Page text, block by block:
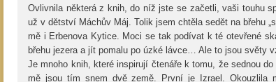
Ovlivnila některá z knih, do níž jste se začetli, vaši touhu
už v dětství Máchův Máj. Tolik jsem chtěla sedět na břehu
mě i Erbenova Kytice. Moci se tak podívat k té otevřené
břehu jezera a jít pomalu po úzké lávce… Ale to jsou světy
Je mnoho knih, které inspirují čtenáře k tomu, že sednou
mě jsou tím snem dvě země. První je Izrael. Okouzlila